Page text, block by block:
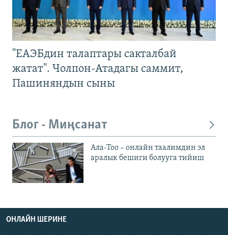
"ЕАЭБдин талаптары сакталбай
жатат". Чолпон-Атадагы саммит,
Пашиняндын сыны
Блог - Миңсанат
Ала-Тоо – онлайн таалимдин эл
аралык бешиги болууга тийиш
ОНЛАЙН ШЕРИНЕ